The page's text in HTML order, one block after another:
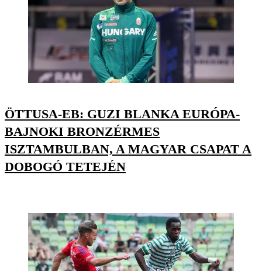
ÖTTUSA-EB: GUZI BLANKA EURÓPA-
BAJNOKI BRONZÉRMES
ISZTAMBULBAN, A MAGYAR CSAPAT A
DOBOGÓ TETEJÉN